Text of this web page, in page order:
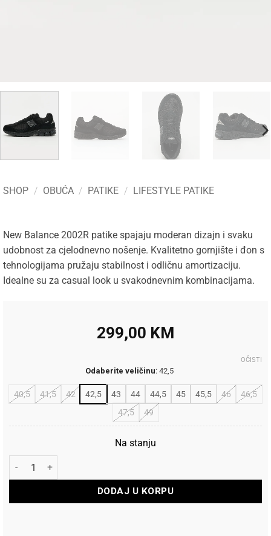
SHOP / OBUĆA / PATIKE / LIFESTYLE PATIKE
New Balance 2002R patike spajaju moderan dizajn i svaku
udobnost za cjelodnevno nošenje. Kvalitetno gornjište i đon s
tehnologijama pružaju stabilnost i odličnu amortizaciju.
Idealne su za casual look u svakodnevnim kombinacijama.
299,00 KM
Odaberite veličinu: 42,5
40,5 41,5 42 42,5 43 44 44,5 45 45,5 46
46,5
47,5
49
OČISTI
Na stanju
New Balance Patike 2002R količina
DODAJ U KORPU